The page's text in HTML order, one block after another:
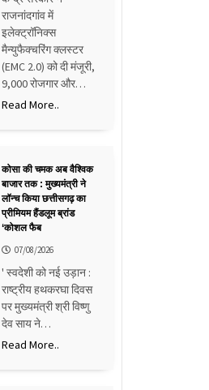
राजनांदगांव में
इलेक्ट्रॉनिक्स
मैन्युफैक्चरिंग क्लस्टर
(EMC 2.0) को दी मंजूरी,
9,000 रोजगार और…
Read More..
कोसा की चमक अब वैश्विक
बाजार तक : मुख्यमंत्री ने
लॉन्च किया छत्तीसगढ़ का
प्रीमियम हैंडलूम ब्रांड
‘कोशल फैब
07/08/2026
' स्वदेशी को नई उड़ान :
राष्ट्रीय हथकरघा दिवस
पर मुख्यमंत्री श्री विष्णु
देव साय ने…
Read More..